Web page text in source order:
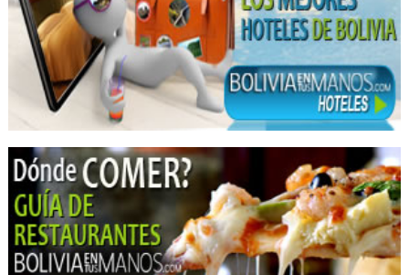
Cirujanos plásticos
Médicos Cirujanos Plásticos, Estéticos y Reparadores
Endoscopías
Ecografías
Médicos Cirugía Gastroenterológica
Médicos Ecografistas
Médicos Gastroenterólogos
Agencias de Viajes y Turismo
Información Turística
Operadora de Turismo